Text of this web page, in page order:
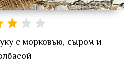
с морковью, сыром и